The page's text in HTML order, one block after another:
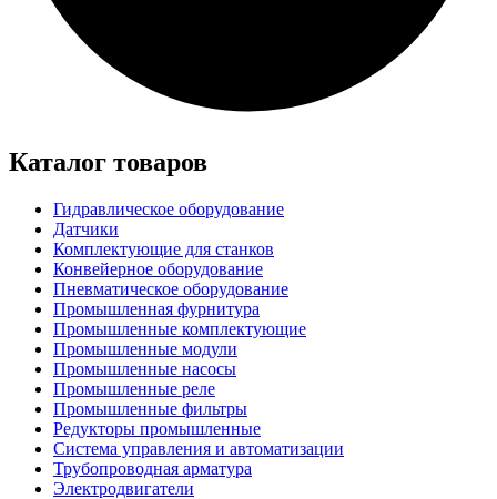
Каталог товаров
Гидравлическое оборудование
Датчики
Комплектующие для станков
Конвейерное оборудование
Пневматическое оборудование
Промышленная фурнитура
Промышленные комплектующие
Промышленные модули
Промышленные насосы
Промышленные реле
Промышленные фильтры
Редукторы промышленные
Система управления и автоматизации
Трубопроводная арматура
Электродвигатели